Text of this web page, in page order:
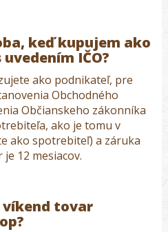
keď kupujem ako
IČO?
ako podnikateľ, pre
Obchodného
Občianskeho zákonníka
ako je tomu v
ako spotrebiteľ) a záruka
12 mesiacov.
víkend tovar